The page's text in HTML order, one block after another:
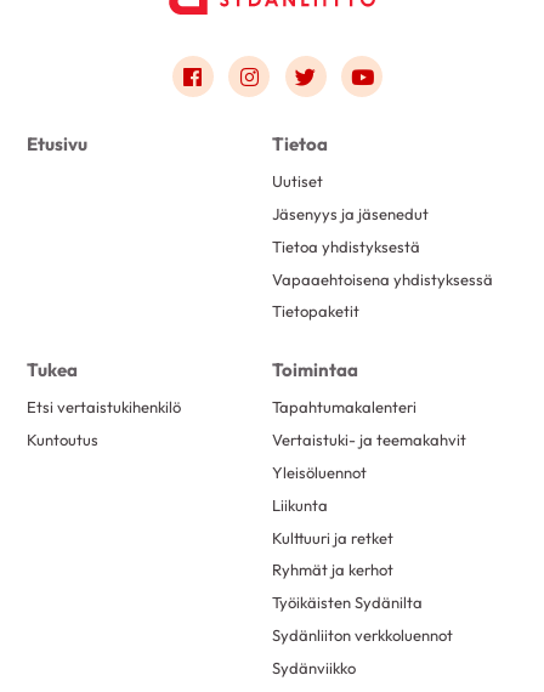
Link to facebook
Link to instagram
Link to twitterLink to youtube
Etusivu Tietoa
Uutiset
Jäsenyys ja jäsenedut
Tietoa yhdistyksestä
Vapaaehtoisena yhdistyksessä
Tietopaketit
Tukea
Etsi vertaistukihenkilö
Kuntoutus
Toimintaa
Tapahtumakalenteri
Vertaistuki- ja teemakahvit
Yleisöluennot
Liikunta
Kulttuuri ja retket
Ryhmät ja kerhot
Työikäisten Sydänilta
Sydänliiton verkkoluennot
Sydänviikko